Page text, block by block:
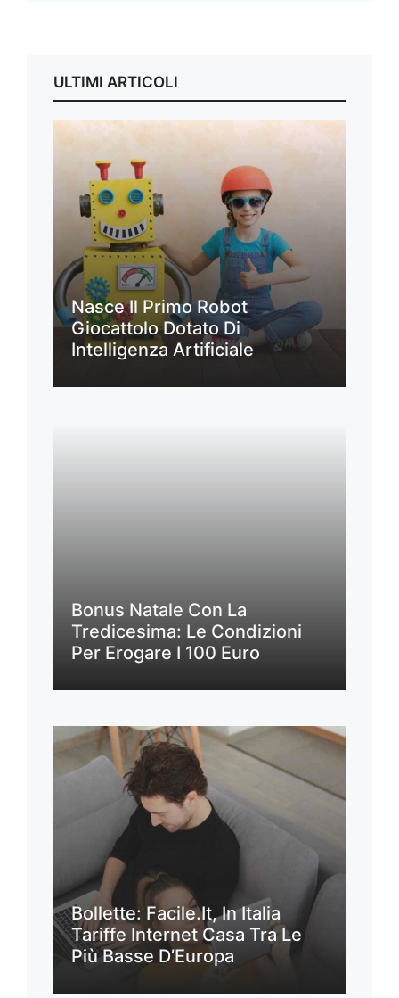
ULTIMI ARTICOLI
Nasce Il Primo Robot
Giocattolo Dotato Di
Intelligenza Artificiale
Bonus Natale Con La
Tredicesima: Le Condizioni
Per Erogare I 100 Euro
Bollette: Facile.it, In Italia
Tariffe Internet Casa Tra Le
Più Basse D’Europa